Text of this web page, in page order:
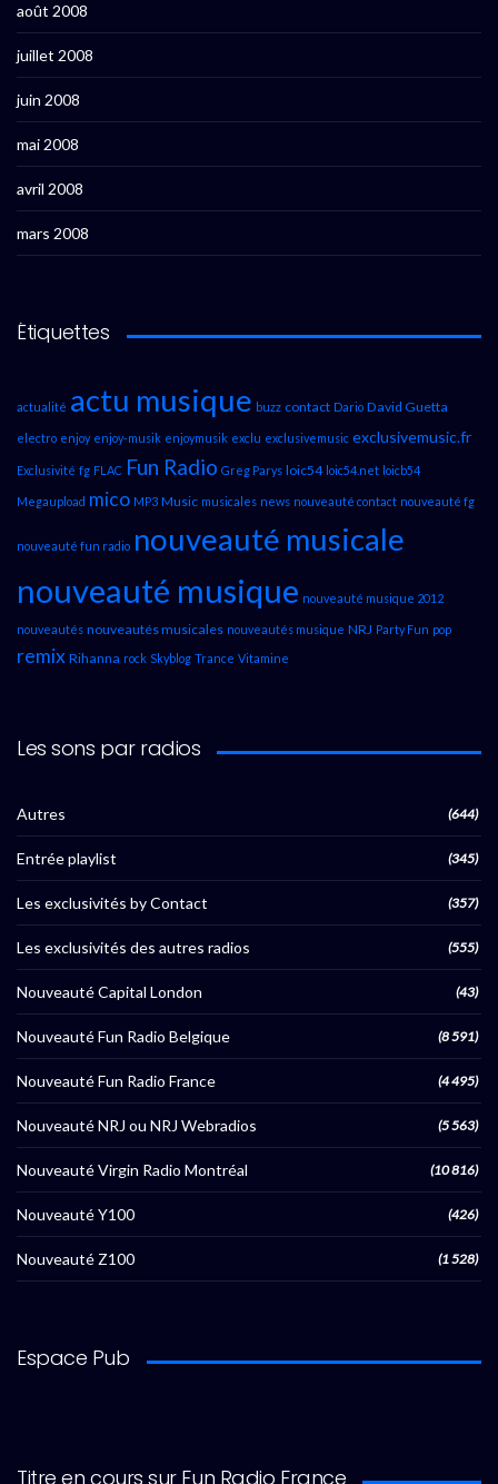
août 2008
juillet 2008
juin 2008
mai 2008
avril 2008
mars 2008
Étiquettes
actualité actu musique buzz contact Dario David Guetta
electro enjoy enjoy-musik enjoymusik exclu exclusivemusic exclusivemusic.fr
Exclusivité fg FLAC Fun Radio Greg Parys loic54 loic54.net loicb54
Megaupload mico MP3 Music musicales news nouveauté contact nouveauté fg
nouveauté fun radio nouveauté musicale
nouveauté musique nouveauté musique 2012
nouveautés nouveautés musicales nouveautés musique NRJ Party Fun pop
remix Rihanna rock Skyblog Trance Vitamine
Les sons par radios
Autres (644)
Entrée playlist (345)
Les exclusivités by Contact (357)
Les exclusivités des autres radios (555)
Nouveauté Capital London (43)
Nouveauté Fun Radio Belgique (8 591)
Nouveauté Fun Radio France (4 495)
Nouveauté NRJ ou NRJ Webradios (5 563)
Nouveauté Virgin Radio Montréal (10 816)
Nouveauté Y100 (426)
Nouveauté Z100 (1 528)
Espace Pub
Titre en cours sur Fun Radio France